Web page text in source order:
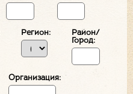
Регион:
Район/
Город:
Организация: